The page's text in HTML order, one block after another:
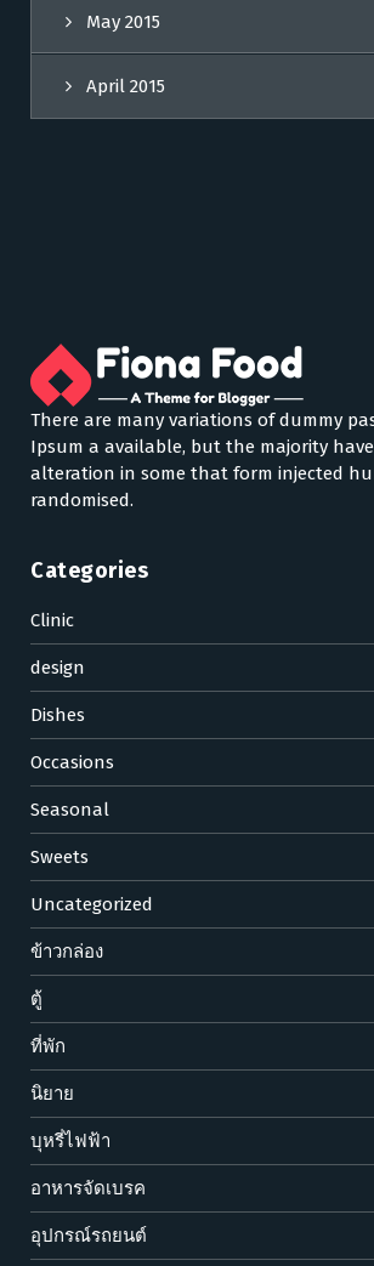
May 2015
April 2015
There are many variations of dummy
Ipsum a available, but the majority
alteration in some that form injected
randomised.
Categories
Clinic
design
Dishes
Occasions
Seasonal
Sweets
Uncategorized
ข้าวกล่อง
ตู้
ที่พัก
นิยาย
บุหรี่ไฟฟ้า
อาหารจัดเบรค
อุปกรณ์รถยนต์